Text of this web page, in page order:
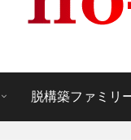
脱構築ファミリ